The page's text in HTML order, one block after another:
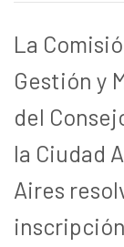
La
Gestión y
del
la Ciudad
Aires